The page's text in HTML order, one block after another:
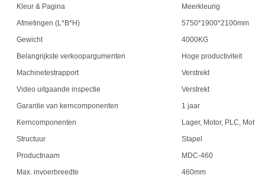
Kleur & Pagina
Meerkleurig
Afmetingen (L*B*H)
5750*1900*2100mm
Gewicht
4000KG
Belangrijkste verkoopargumenten
Hoge productiviteit
Machinetestrapport
Verstrekt
Video uitgaande inspectie
Verstrekt
Garantie van kerncomponenten
1 jaar
Kerncomponenten
Lager, Motor, PLC, Motor
Structuur
Stapel
Productnaam
MDC-460
Max. invoerbreedte
460mm